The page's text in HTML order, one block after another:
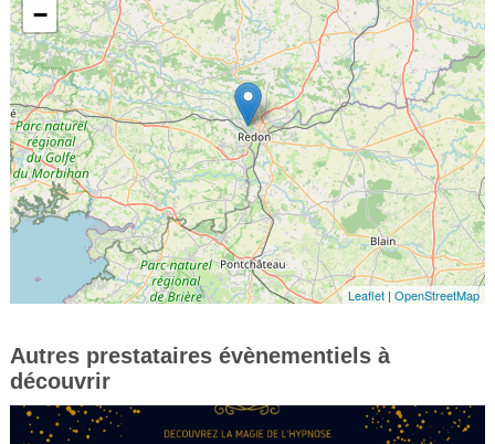
−
Leaflet |OpenStreetMap
Autres prestataires évènementiels à
découvrir